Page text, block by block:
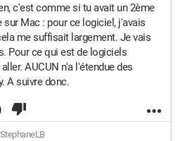
c'est comme si tu avait un 2ème
sur Mac : pour ce logiciel, j'avais
me suffisait largement. Je vais
Pour ce qui est de logiciels
AUCUN n'a l'étendue des
A suivre donc.
StephaneLB